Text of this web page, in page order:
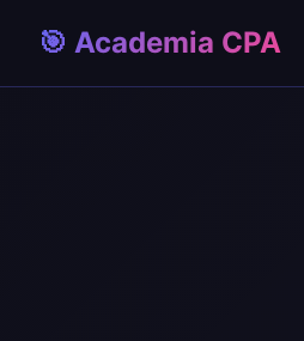
🎯 Academia CPA